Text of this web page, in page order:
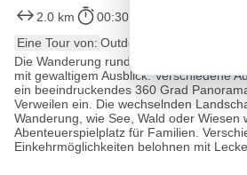
2.0 km 00:30 h
Eine Tour von: Outdooractive
Die Wanderung rund um den Ritzensee
mit gewaltigem Ausblick. Verschiedene
ein beeindruckendes 360 Grad
Verweilen ein. Die wechselnden
Wanderung, wie See, Wald oder Wiesen
Abenteuerspielplatz für Familien.
Einkehrmöglichkeiten belohnen mit